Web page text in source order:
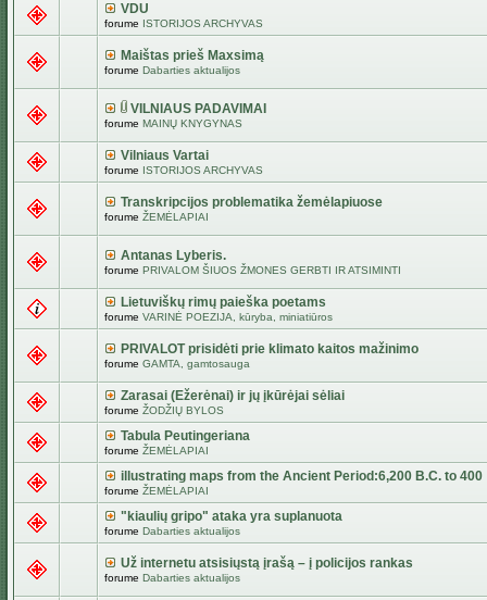
VDU
forume ISTORIJOS ARCHYVAS
Maištas prieš Maxsimą
forume Dabarties aktualijos
VILNIAUS PADAVIMAI
forume MAINŲ KNYGYNAS
Vilniaus Vartai
forume ISTORIJOS ARCHYVAS
Transkripcijos problematika žemėlapiuose
forume ŽEMĖLAPIAI
Antanas Lyberis.
forume PRIVALOM ŠIUOS ŽMONES GERBTI IR ATSIMINTI
Lietuviškų rimų paieška poetams
forume VARINĖ POEZIJA, kūryba, miniatiūros
PRIVALOT prisidėti prie klimato kaitos mažinimo
forume GAMTA, gamtosauga
Zarasai (Ežerėnai) ir jų įkūrėjai sėliai
forume ŽODŽIŲ BYLOS
Tabula Peutingeriana
forume ŽEMĖLAPIAI
illustrating maps from the Ancient Period:6,200 B.C. to 400
forume ŽEMĖLAPIAI
"kiaulių gripo" ataka yra suplanuota
forume Dabarties aktualijos
Už internetu atsisiųstą įrašą – į policijos rankas
forume Dabarties aktualijos